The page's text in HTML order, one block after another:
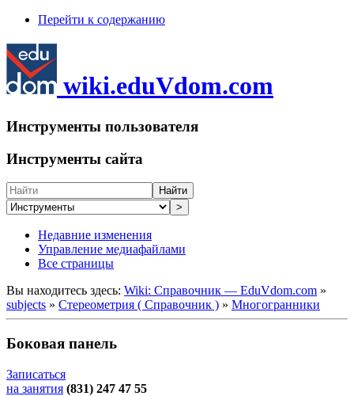
Перейти к содержанию
wiki.eduVdom.com
Инструменты пользователя
Инструменты сайта
Найти
>
Недавние изменения
Управление медиафайлами
Все страницы
Вы находитесь здесь: Wiki: Справочник — EduVdom.com »
subjects » Стереометрия ( Справочник ) » Многогранники
Боковая панель
Записаться
на занятия (831) 247 47 55